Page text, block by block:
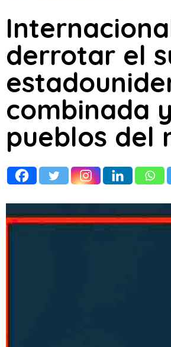
derrotar el
combinada
pueblos del